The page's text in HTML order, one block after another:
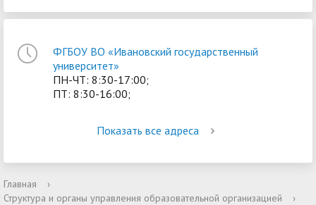
ФГБОУ ВО «Ивановский государственный
университет»
ПН-ЧТ: 8:30-17:00;
ПТ: 8:30-16:00;
Показать все адреса
Главная
›
Структура и органы управления образовательной организацией
›